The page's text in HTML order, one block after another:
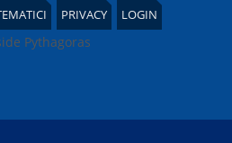
PRIVACY LOGIN